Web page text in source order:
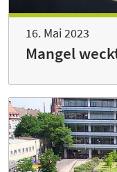
16. Mai 2023
Mangel